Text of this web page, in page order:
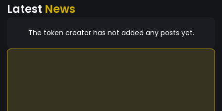
Latest News
The token creator has not added any posts yet.